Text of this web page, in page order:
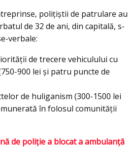
polițiștii de patrulare au
de 32 de ani, din capitală, s-
verbale:
de trecere vehiculului cu
900 lei și patru puncte de
de huliganism (300-1500 lei
în folosul comunității
de poliție a blocat a ambulanță